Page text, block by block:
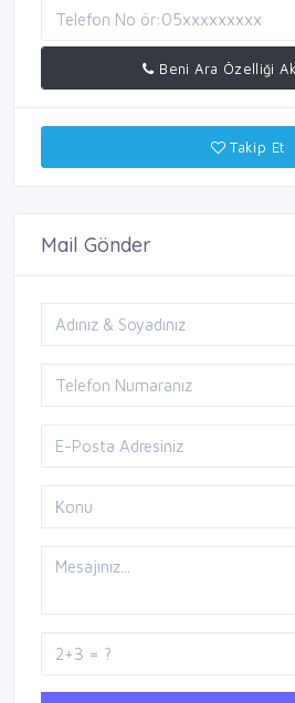
Beni Ara Özelliği
Takip Et
Mail Gönder